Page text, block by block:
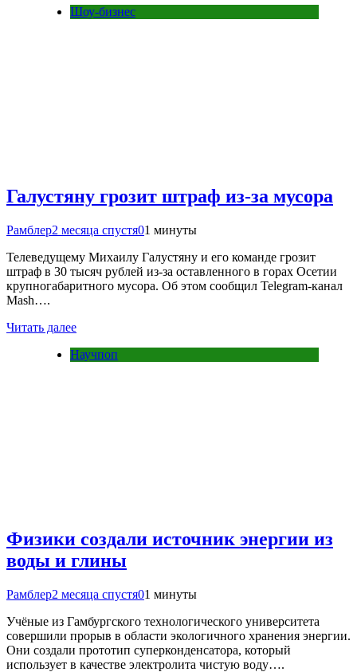
Шоу-бизнес
Галустяну грозит штраф из-за мусора
Рамблер2 месяца спустя01 минуты
Телеведущему Михаилу Галустяну и его команде грозит
штраф в 30 тысяч рублей из-за оставленного в горах Осетии
крупногабаритного мусора. Об этом сообщил Telegram-канал
Mash….
Читать далее
Научпоп
Физики создали источник энергии из
воды и глины
Рамблер2 месяца спустя01 минуты
Учёные из Гамбургского технологического университета
совершили прорыв в области экологичного хранения энергии.
Они создали прототип суперконденсатора, который
использует в качестве электролита чистую воду….